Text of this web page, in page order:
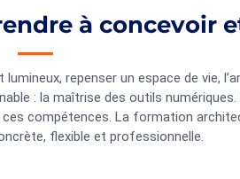
à concevoir
repenser un espace de vie,
: la maîtrise des outils numériques.
compétences. La formation
flexible et professionnelle.